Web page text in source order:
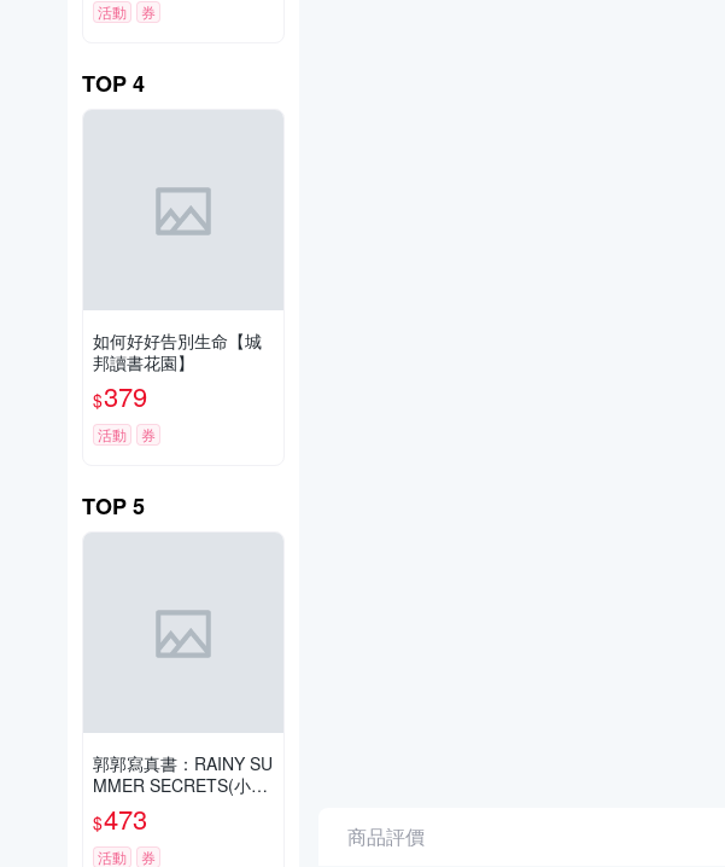
活動 券
TOP4
如何好好告別生命【城
邦讀書花園】
$379
活動 券
TOP5
郭郭寫真書：RAINY SU
MMER SECRETS(小卡
親簽版)【城邦讀書花
園】
$473
活動 券
商品評價